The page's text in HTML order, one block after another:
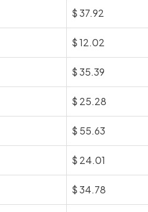
$37.92
$12.02
$35.39
$ 25.28
$ 55.63
$ 24.01
$34.78